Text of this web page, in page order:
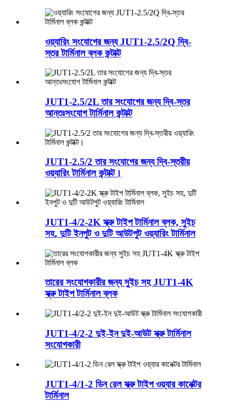
ওয়্যারিং সংযোগের জন্য JUT1-2.5/2Q দ্বি-
স্তর টার্মিনাল ব্লক কন্টাক্ট
JUT1-2.5/2L তার সংযোগের জন্য দ্বি-স্তর
আন্তঃসংযোগ টার্মিনাল কন্টাক্ট
JUT1-2.5/2 তার সংযোগের জন্য দ্বি-স্তরীয়
ওয়্যারিং টার্মিনাল কন্টাক্ট।
JUT1-4/2-2K স্ক্রু টাইপ টার্মিনাল ব্লক, সুইচ
সহ, দুটি ইনপুট ও দুটি আউটপুট ওয়্যারিং টার্মিনাল
তারের সংযোগকারীর জন্য সুইচ সহ JUT1-4K
স্ক্রু টাইপ টার্মিনাল ব্লক
JUT1-4/2-2 দুই-ইন দুই-আউট স্ক্রু টার্মিনাল
সংযোগকারী
JUT1-4/1-2 ডিন রেল স্ক্রু টাইপ ওয়্যার কানেক্টর
টার্মিনাল